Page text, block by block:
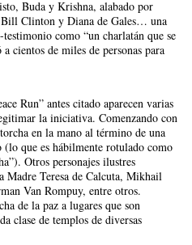
Buda y Krishna, alabado por
Bill Clinton y Diana de Gales… una
como “un charlatán que se
cientos de miles de personas para
Run” antes citado aparecen varias
la iniciativa. Comenzando con
en la mano al término de una
(lo que es hábilmente rotulado como
Otros personajes ilustres
Madre Teresa de Calcuta, Mikhail
Van Rompuy, entre otros.
de la paz a lugares que son
clase de templos de diversas